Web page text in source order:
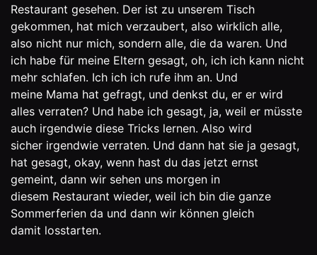
Restaurant gesehen. Der ist zu unserem Tisch
gekommen, hat mich verzaubert, also wirklich alle,
also nicht nur mich, sondern alle, die da waren. Und
ich habe für meine Eltern gesagt, oh, ich ich kann nicht
mehr schlafen. Ich ich ich rufe ihm an. Und
meine Mama hat gefragt, und denkst du, er er wird
alles verraten? Und habe ich gesagt, ja, weil er müsste
auch irgendwie diese Tricks lernen. Also wird
sicher irgendwie verraten. Und dann hat sie ja gesagt,
hat gesagt, okay, wenn hast du das jetzt ernst
gemeint, dann wir sehen uns morgen in
diesem Restaurant wieder, weil ich bin die ganze
Sommerferien da und dann wir können gleich
damit losstarten.